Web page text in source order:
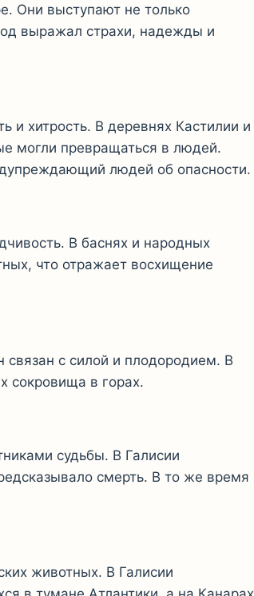
Они выступают не только
выражал страхи, надежды и
и хитрость. В деревнях Кастилии и
могли превращаться в людей.
людей об опасности.
В баснях и народных
что отражает восхищение
с силой и плодородием. В
сокровища в горах.
судьбы. В Галисии
смерть. В то же время
животных. В Галисии